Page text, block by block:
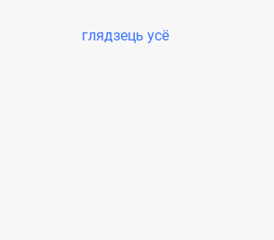
глядзець усё